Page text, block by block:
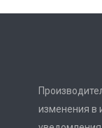
изменения в